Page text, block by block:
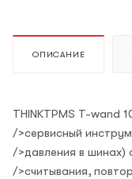
ОПИСАНИЕ
THINKTPMS T-wand
/>сервисный
/>давления в шинах)
/>считывания,